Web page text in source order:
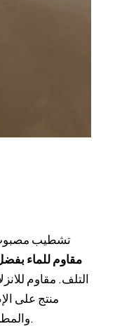
تشطيب مصبوب
مقاوم للماء
التلف. مقاوم
منتج على
والمطابخ والأرضيات المعرضة للأحمال الثقيلة.